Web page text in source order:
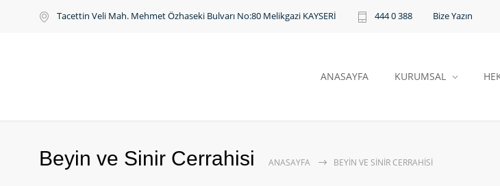
Tacettin Veli Mah. Mehmet Özhaseki Bulvarı No:80 Melikgazi KAYSERİ 444 0 388 Bize Yazın
ANASAYFA KURUMSAL
Beyin ve Sinir Cerrahisi ANASAYFA BEYIN VE SINIR CERRAHISI